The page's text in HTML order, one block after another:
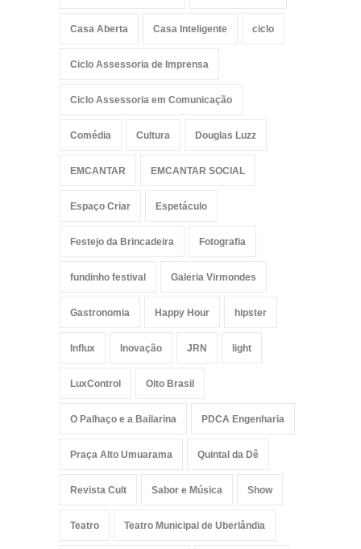
Casa Aberta Casa Inteligente ciclo
Ciclo Assessoria de Imprensa
Ciclo Assessoria em Comunicação
Comédia Cultura Douglas Luzz
EMCANTAR EMCANTAR SOCIAL
Espaço Criar Espetáculo
Festejo da Brincadeira Fotografia
fundinho festival Galeria Virmondes
Gastronomia Happy Hour hipster
Influx Inovação JRN light
LuxControl Oito Brasil
O Palhaço e a Bailarina PDCA Engenharia
Praça Alto Umuarama Quintal da Dê
Revista Cult Sabor e Música Show
Teatro Teatro Municipal de Uberlândia